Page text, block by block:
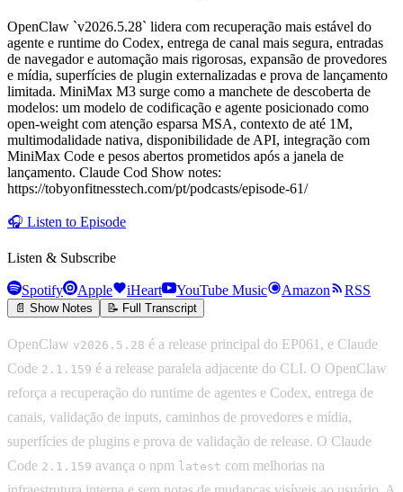
OpenClaw `v2026.5.28` lidera com recuperação mais estável do
agente e runtime do Codex, entrega de canal mais segura, entradas
de navegador e automação mais rigorosas, expansão de provedores
e mídia, superfícies de plugin externalizadas e prova de lançamento
limitada. MiniMax M3 surge como a manchete de descoberta de
modelos: um modelo de codificação e agente posicionado como
open-weight com atenção esparsa MSA, contexto de até 1M,
multimodalidade nativa, disponibilidade de API, integração com
MiniMax Code e pesos abertos prometidos após a janela de
lançamento. Claude Cod Show notes:
https://tobyonfitnesstech.com/pt/podcasts/episode-61/
🎧 Listen to Episode
Listen & Subscribe
Spotify Apple iHeart YouTube Music Amazon RSS
📄 Show Notes 📝 Full Transcript
OpenClaw v2026.5.28 é a release principal do EP061, e Claude
Code 2.1.159 é a release paralela adjacente do CLI. O OpenClaw
reforça a recuperação do runtime de agentes e Codex, entrega de
canais, validação de inputs, caminhos de provedores e mídia,
superfícies de plugins e prova de validação de release. O Claude
Code 2.1.159 avança o npm latest com melhorias na